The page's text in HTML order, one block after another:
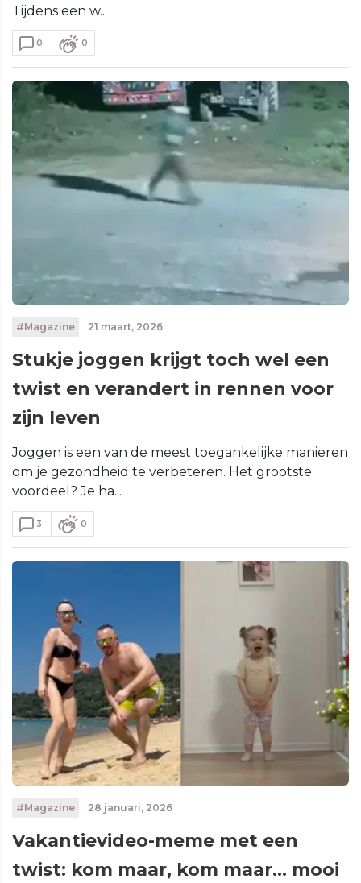
Tijdens een w...
0 0
#Magazine 21 maart, 2026
Stukje joggen krijgt toch wel een
twist en verandert in rennen voor
zijn leven
Joggen is een van de meest toegankelijke manieren
om je gezondheid te verbeteren. Het grootste
voordeel? Je ha...
3 0
#Magazine 28 januari, 2026
Vakantievideo-meme met een
twist: kom maar, kom maar… mooi